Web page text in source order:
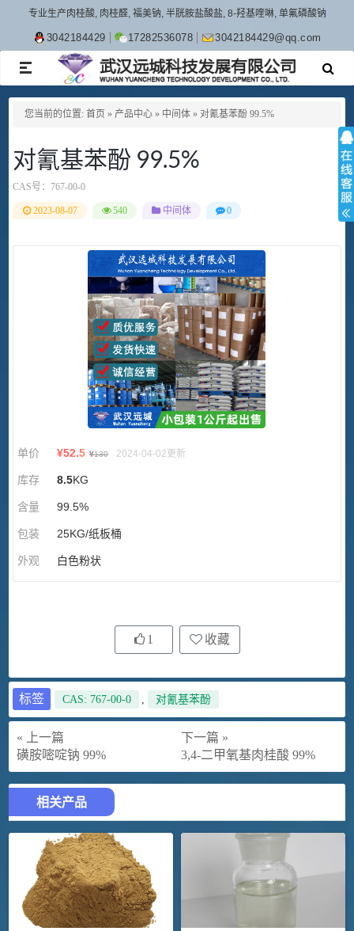
专业生产肉桂酸, 肉桂醛, 福美钠, 半胱胺盐酸盐, 8-羟基喹啉, 单氟磷酸钠
3042184429 17282536078 3042184429@qq.com
TOGGLE
NAVIGATION
您当前的位置: 首页 » 产品中心 » 中间体 » 对氰基苯酚 99.5%
对氰基苯酚 99.5%
CAS号： 767-00-0
2023-08-07 540 中间体 0
单价 ¥52.5 ¥130 2024-04-02更新
库存 8.5KG
含量 99.5%
包装 25KG/纸板桶
外观 白色粉状
1 收藏
标签 CAS: 767-00-0 , 对氰基苯酚
« 上一篇
磺胺嘧啶钠 99%
下一篇 »
3,4-二甲氧基肉桂酸 99%
相关产品